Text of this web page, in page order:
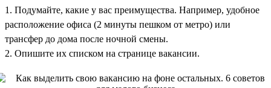
1. Подумайте, какие у вас преимущества. Например, удобное
расположение офиса (2 минуты пешком от метро) или
трансфер до дома после ночной смены.
2. Опишите их списком на странице вакансии.